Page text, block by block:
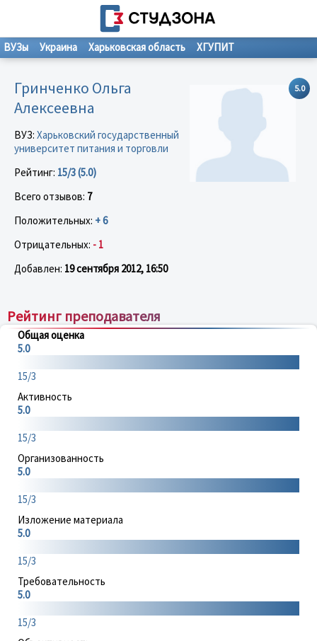
ВУЗы Украина Харьковская область ХГУПИТ
5.0
Гринченко Ольга
Алексеевна
ВУЗ: Харьковский государственный
университет питания и торговли
Рейтинг: 15/3 (5.0)
Всего отзывов: 7
Положительных: + 6
Отрицательных: - 1
Добавлен: 19 сентября 2012, 16:50
Рейтинг преподавателя
Общая оценка
5.0
15/3
Активность
5.0
15/3
Организованность
5.0
15/3
Изложение материала
5.0
15/3
Требовательность
5.0
15/3